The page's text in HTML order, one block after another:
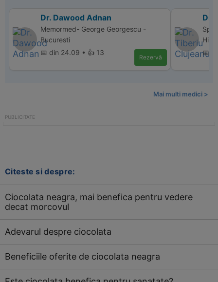
Dr. Dawood Adnan
Memormed- George Georgescu -
Bucuresti
📅 din 24.09 • 👍 13
Rezervă
Dr.
📅
Mai multi medici >
Citeste si despre:
Ciocolata neagra, mai benefica pentru vedere
decat morcovul
Adevarul despre ciocolata
Beneficiile oferite de ciocolata neagra